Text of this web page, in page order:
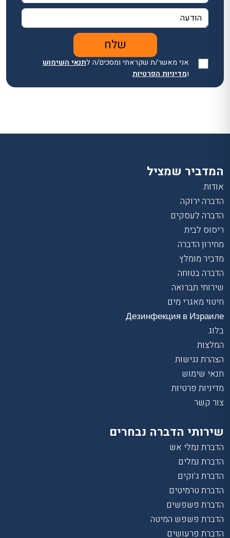
אני מאשר/ת שקראתי ומסכים/ה לתנאי השימוש
ומדיניות הפרטיות
המדביר שמציל
אודות
הדברה ירוקה
הדברה לעסקים
ריסוס לבית
מחירון הדברה
מדביר מומלץ
הדברה בטוחה
שירותי תברואה
חיטוי מאגרי מים
Дезинфекция в Израиле
בלוג
המלצות
הצהרת נגישות
תנאי שימוש
מדיניות פרטיות
צור קשר
שירותי הדברה נבחרים
הדברת נמלי אש
הדברת נמלים
הדברת ג’וקים
הדברת טרמיטים
הדברת פשפשים
הדברת פשפש המיטה
הדברת פרעושים